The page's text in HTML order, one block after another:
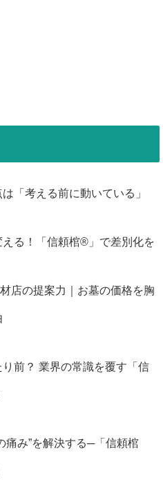
「考える前に動いている」
る！「信頼棺®」で差別化を
店の提案力｜お墓の価格を胸
前？ 業界の常識を覆す「信
痛み”を解決する─「信頼棺